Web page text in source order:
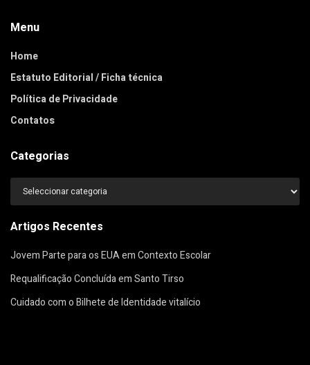
Menu
Home
Estatuto Editorial / Ficha técnica
Política de Privacidade
Contatos
Categorias
Categorias
Artigos Recentes
Jovem Parte para os EUA em Contexto Escolar
Requalificação Concluída em Santo Tirso
Cuidado com o Bilhete de Identidade vitalício